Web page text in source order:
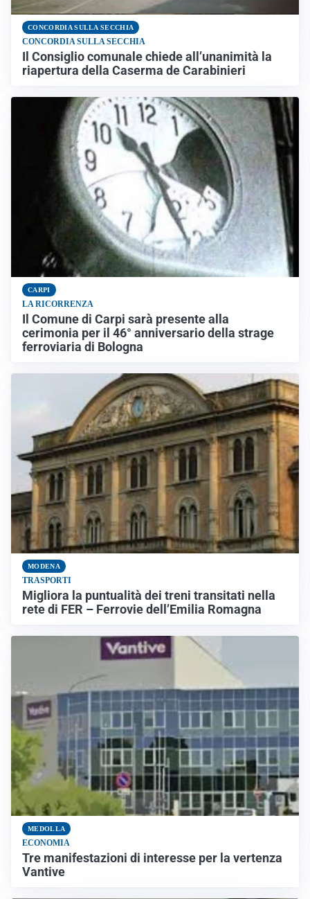
CONCORDIA SULLA SECCHIA
CONCORDIA SULLA SECCHIA
Il Consiglio comunale chiede all’unanimità la
riapertura della Caserma de Carabinieri
CARPI
LA RICORRENZA
Il Comune di Carpi sarà presente alla
cerimonia per il 46° anniversario della strage
ferroviaria di Bologna
MODENA
TRASPORTI
Migliora la puntualità dei treni transitati nella
rete di FER – Ferrovie dell’Emilia Romagna
MEDOLLA
ECONOMIA
Tre manifestazioni di interesse per la vertenza
Vantive